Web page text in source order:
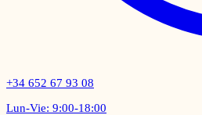
+34 652 67 93 08
Lun-Vie: 9:00-18:00